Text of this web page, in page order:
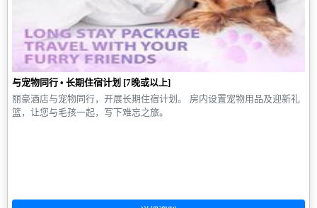
与宠物同行 • 长期住宿计划 [7晚或以上]
丽豪酒店与宠物同行，开展长期住宿计划。 房内设置宠物用品及迎新礼
篮，让您与毛孩一起，写下难忘之旅。